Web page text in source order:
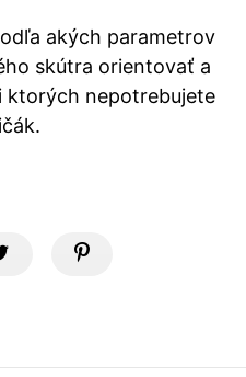
akých parametrov
skútra orientovať a
ktorých nepotrebujete